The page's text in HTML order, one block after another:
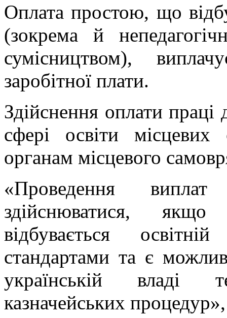
Оплата простою, що
(зокрема й
сумісництвом),
заробітної плати.
Здійснення оплати
сфері освіти місцевих
органам місцевого
«Проведення
здійснюватися,
відбувається
стандартами та є
українській владі
казначейських